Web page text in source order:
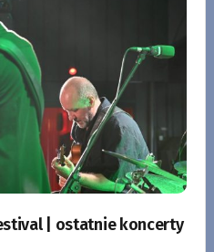
| ostatnie koncerty